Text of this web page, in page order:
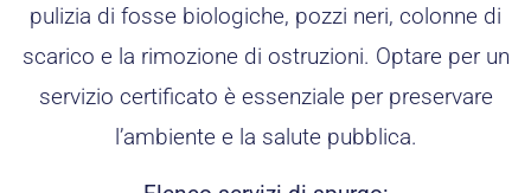
pulizia di fosse biologiche, pozzi neri, colonne di
scarico e la rimozione di ostruzioni. Optare per un
servizio certificato è essenziale per preservare
l’ambiente e la salute pubblica.